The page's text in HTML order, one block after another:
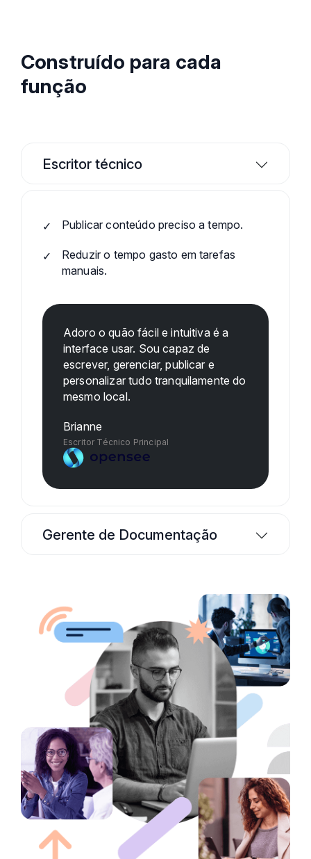
Construído para cada
função
Escritor técnico
Publicar conteúdo preciso a tempo.
Reduzir o tempo gasto em tarefas
manuais.
Adoro o quão fácil e intuitiva é a
interface usar. Sou capaz de
escrever, gerenciar, publicar e
personalizar tudo tranquilamente do
mesmo local.
Brianne
Escritor Técnico Principal
Gerente de Documentação